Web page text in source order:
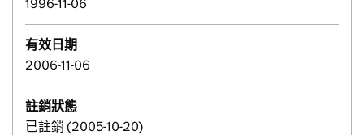
1996-11-06
有效日期
2006-11-06
註銷狀態
已註銷 (2005-10-20)